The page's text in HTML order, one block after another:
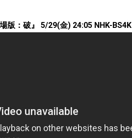
版：破』 5/29(金) 24:05 NHK-BS4K